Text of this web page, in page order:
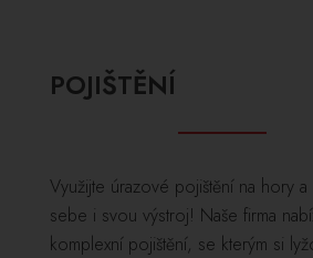
POJIŠTĚNÍ
Využijte úrazové pojištění na hory a
sebe i svou výstroj! Naše firma
komplexní pojištění, se kterým si